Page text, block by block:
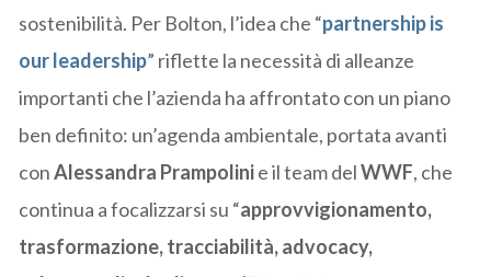
sostenibilità. Per Bolton, l’idea che “partnership is
our leadership” riflette la necessità di alleanze
importanti che l’azienda ha affrontato con un piano
ben definito: un’agenda ambientale, portata avanti
conAlessandra Prampolinie il team delWWF, che
continua a focalizzarsi su “approvvigionamento,
trasformazione, tracciabilità, advocacy,